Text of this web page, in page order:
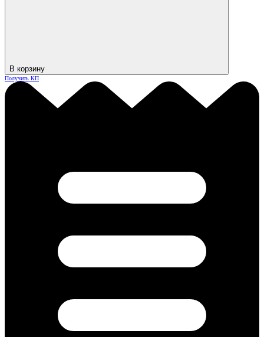
В корзину
Получить КП